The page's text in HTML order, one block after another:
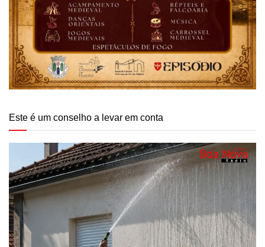
Este é um conselho a levar em conta